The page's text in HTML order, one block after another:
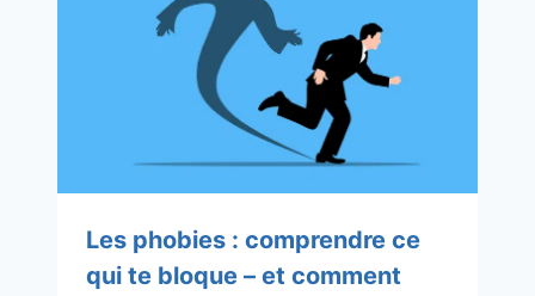
Les phobies : comprendre ce
qui te bloque – et comment